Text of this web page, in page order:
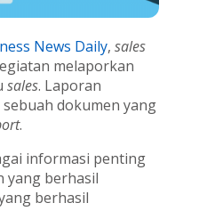
News Daily, sales
melaporkan
sales. Laporan
dokumen yang
.
informasi penting
yang berhasil
berhasil